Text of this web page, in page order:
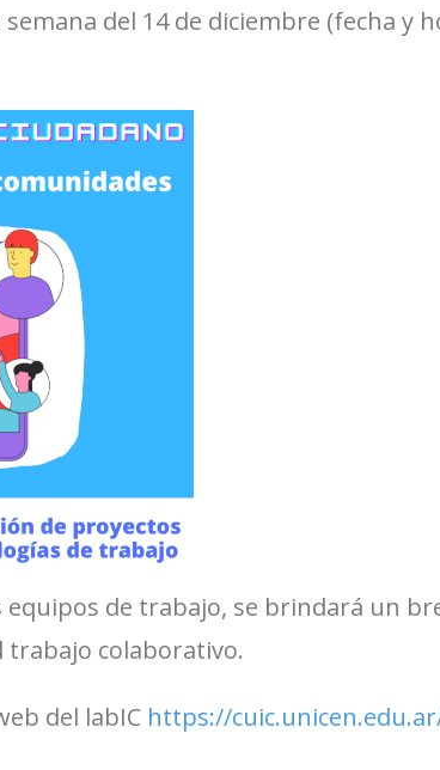
semana del 14 de diciembre (fecha y
de trabajo, se brindará un
trabajo colaborativo.
del labIC https://